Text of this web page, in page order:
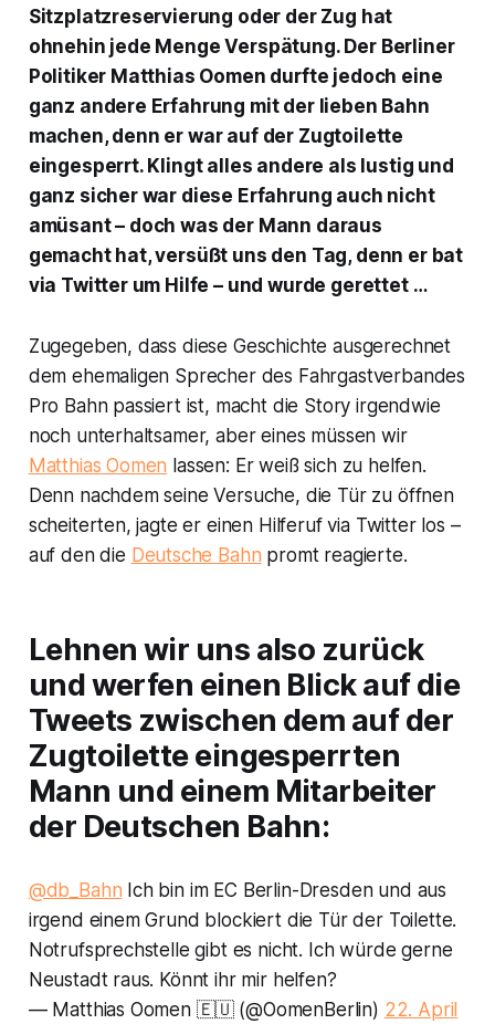
Sitzplatzreservierung oder der Zug hat
ohnehin jede Menge Verspätung. Der Berliner
Politiker Matthias Oomen durfte jedoch eine
ganz andere Erfahrung mit der lieben Bahn
machen, denn er war auf der Zugtoilette
eingesperrt. Klingt alles andere als lustig und
ganz sicher war diese Erfahrung auch nicht
amüsant – doch was der Mann daraus
gemacht hat, versüßt uns den Tag, denn er bat
via Twitter um Hilfe – und wurde gerettet …
Zugegeben, dass diese Geschichte ausgerechnet
dem ehemaligen Sprecher des Fahrgastverbandes
Pro Bahn passiert ist, macht die Story irgendwie
noch unterhaltsamer, aber eines müssen wir
Matthias Oomen lassen: Er weiß sich zu helfen.
Denn nachdem seine Versuche, die Tür zu öffnen
scheiterten, jagte er einen Hilferuf via Twitter los –
auf den die Deutsche Bahn promt reagierte.
Lehnen wir uns also zurück
und werfen einen Blick auf die
Tweets zwischen dem auf der
Zugtoilette eingesperrten
Mann und einem Mitarbeiter
der Deutschen Bahn:
@db_Bahn Ich bin im EC Berlin-Dresden und aus
irgend einem Grund blockiert die Tür der Toilette.
Notrufsprechstelle gibt es nicht. Ich würde gerne
Neustadt raus. Könnt ihr mir helfen?
— Matthias Oomen 🇪🇺 (@OomenBerlin) 22. April